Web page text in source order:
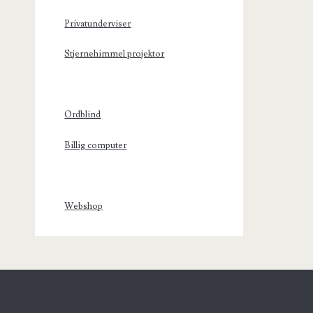
Privatunderviser
Stjernehimmel projektor
Ordblind
Billig computer
Webshop